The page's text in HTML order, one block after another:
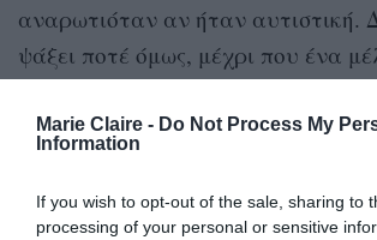
Marie Claire - Do Not Process My
Information
If you wish to opt-out of the sale, sharing to
processing of your personal or sensitive
αναρωτιόταν αν ήταν αυτιστική.
ψάξει ποτέ όμως, μέχρι που ένα
να καταφύγει στουςειδικούςκαι
Εκ των υστέρων, το γεγονός ότι